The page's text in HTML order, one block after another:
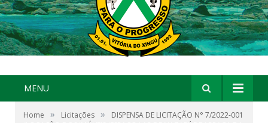
MENU
Home » Licitações »
DISPENSA DE LICITAÇÃO N° 7/2022-001